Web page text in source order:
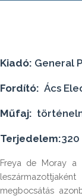
Kiadó: General
Fordító: Ács
Műfaj:
Terjedelem:
Freya de Moray a
megbocsátás